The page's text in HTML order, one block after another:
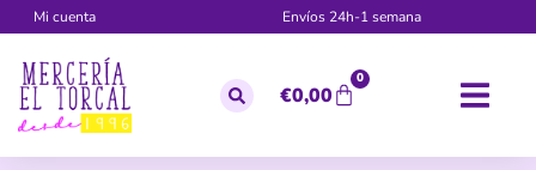
Mi cuenta Envíos 24h-1 semana
€0,00
0